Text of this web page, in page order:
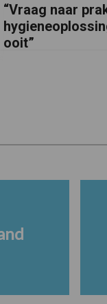
“Vraag naar
ooit”